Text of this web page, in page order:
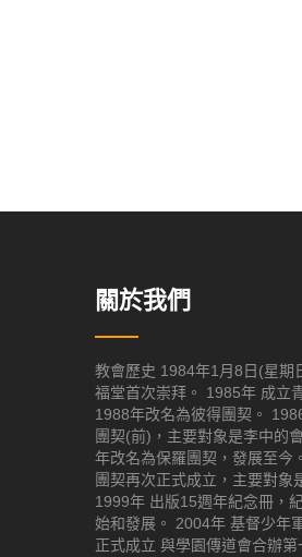
關於我們
教會歷史 1984年1月8日(星期
福堂首次崇拜。 1985年 成立
1988年改名為彼得團契。
團契(前)，主要對象是李中的
年改名為保羅團契，發展至今
團契再次正式成立，主要對象
1999年 出版15週年紀念冊，
始和發展。 2004年 基督少年
正式成立 與學園傳道會合辦第